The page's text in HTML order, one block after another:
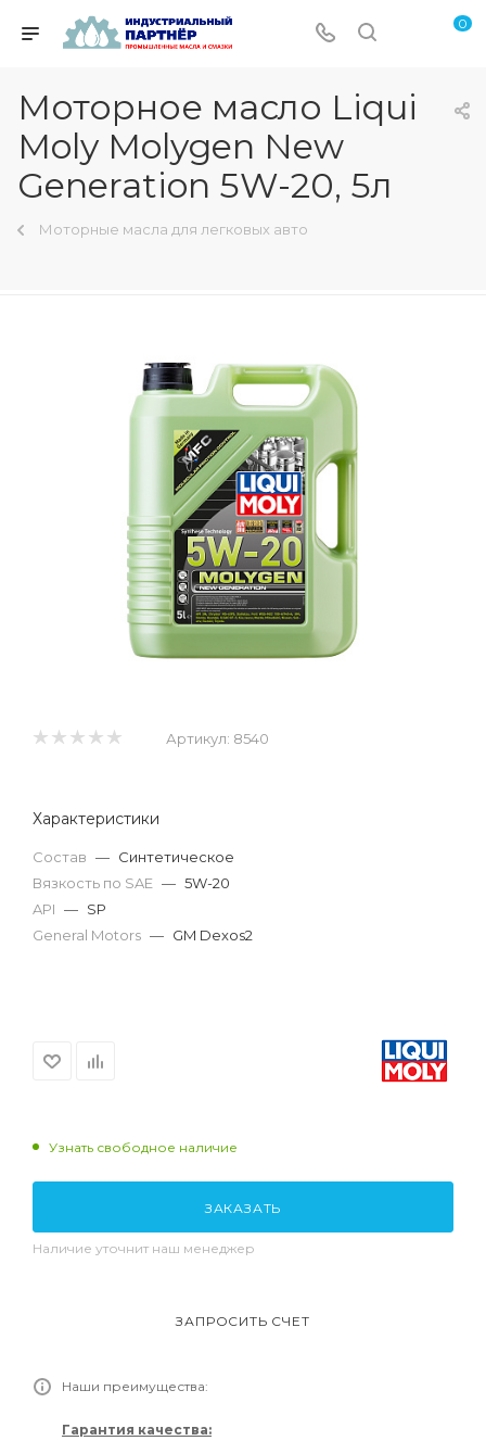
0
Моторное масло Liqui
Moly Molygen New
Generation 5W-20, 5л
Моторные масла для легковых авто
Артикул: 8540
Характеристики
Состав — Синтетическое
Вязкость по SAE — 5W-20
API — SP
General Motors — GM Dexos2
Узнать свободное наличие
ЗАКАЗАТЬ
Наличие уточнит наш менеджер
ЗАПРОСИТЬ СЧЕТ
Наши преимущества:
Гарантия качества: